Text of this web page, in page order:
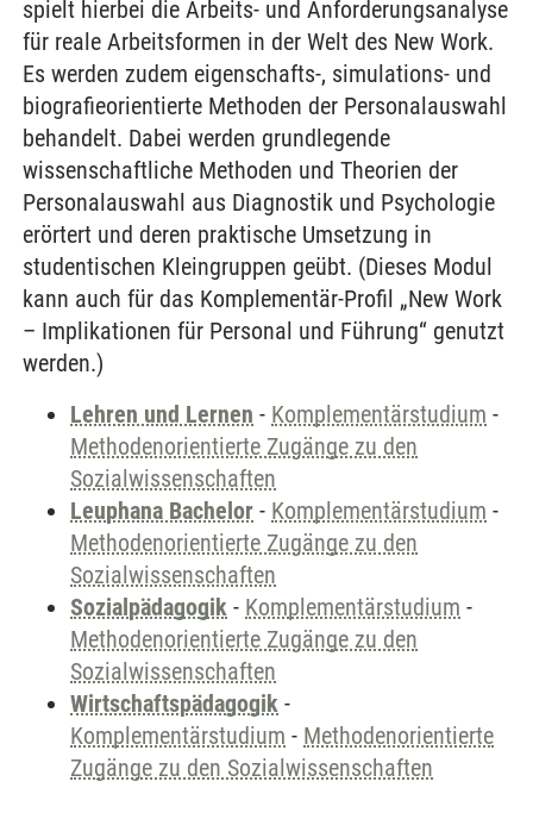
spielt hierbei die Arbeits- und Anforderungsanalyse
für reale Arbeitsformen in der Welt des New Work.
Es werden zudem eigenschafts-, simulations- und
biografieorientierte Methoden der Personalauswahl
behandelt. Dabei werden grundlegende
wissenschaftliche Methoden und Theorien der
Personalauswahl aus Diagnostik und Psychologie
erörtert und deren praktische Umsetzung in
studentischen Kleingruppen geübt. (Dieses Modul
kann auch für das Komplementär-Profil „New Work
– Implikationen für Personal und Führung“ genutzt
werden.)
Lehren und Lernen - Komplementärstudium -
Methodenorientierte Zugänge zu den
Sozialwissenschaften
Leuphana Bachelor - Komplementärstudium -
Methodenorientierte Zugänge zu den
Sozialwissenschaften
Sozialpädagogik - Komplementärstudium -
Methodenorientierte Zugänge zu den
Sozialwissenschaften
Wirtschaftspädagogik -
Komplementärstudium - Methodenorientierte
Zugänge zu den Sozialwissenschaften